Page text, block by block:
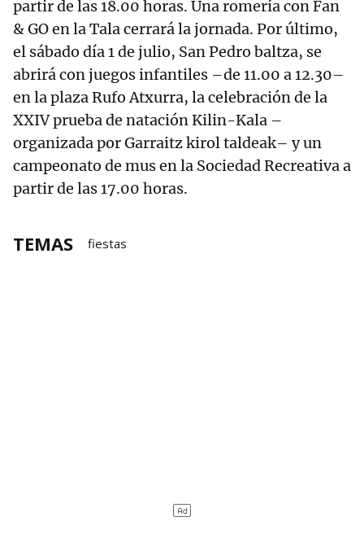
partir de las 18.00 horas. Una romería con Fan
& GO en la Tala cerrará la jornada. Por último,
el sábado día 1 de julio, San Pedro baltza, se
abrirá con juegos infantiles –de 11.00 a 12.30–
en la plaza Rufo Atxurra, la celebración de la
XXIV prueba de natación Kilin-Kala –
organizada por Garraitz kirol taldeak– y un
campeonato de mus en la Sociedad Recreativa a
partir de las 17.00 horas.
TEMAS fiestas